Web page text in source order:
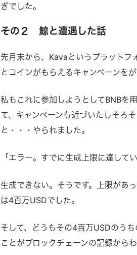
ぎでした。
その２ 鯨と遭遇した話
先月末から、Kavaというプラットフ
とコインがもらえるキャンペーンをが
私もこれに参加しようとしてBNBを
て、キャンペーンも近づいたしそろ
と・・・やられました。
「エラー。すでに生成上限に達してい
生成できない。そうです。上限があ
は4百万USDでした。
そして、どうもその4百万USDのう
ことがブロックチェーンの記録からわ